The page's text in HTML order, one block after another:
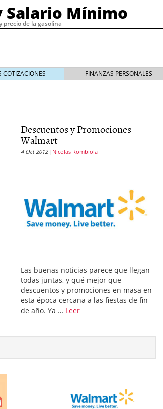
Salario Mínimo
precio de la gasolina
marketing con herramientas confiables y
buen software de nómina?
COTIZACIONES FINANZAS PERSONALES
Descuentos y Promociones
Walmart
4 Oct 2012 Nicolas Rombiola
Las buenas noticias parece que llegan
todas juntas, y qué mejor que
descuentos y promociones en masa en
esta época cercana a las fiestas de fin
de año. Ya … Leer